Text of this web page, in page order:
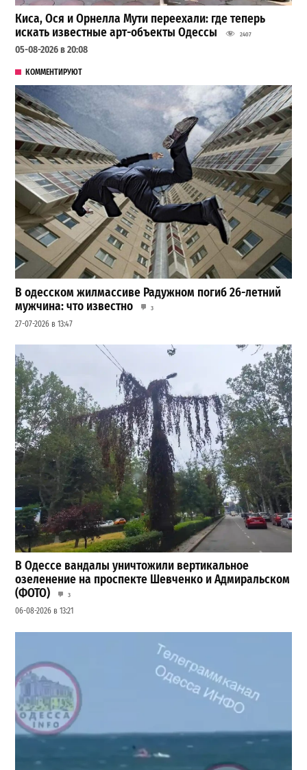
Киса, Ося и Орнелла Мути переехали: где теперь
искать известные арт-объекты Одессы
2407
05-08-2026 в 20:08
КОММЕНТИРУЮТ
В одесском жилмассиве Радужном погиб 26-летний
мужчина: что известно
3
27-07-2026 в 13:47
В Одессе вандалы уничтожили вертикальное
озеленение на проспекте Шевченко и Адмиральском
(ФОТО)
3
06-08-2026 в 13:21